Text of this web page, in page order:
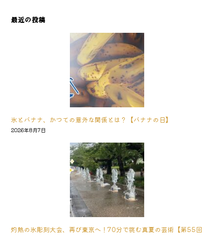
最近の投稿
氷とバナナ、かつての意外な関係とは？【バナナの日】
2026年8月7日
灼熱の氷彫刻大会、再び東京へ！70分で挑む真夏の芸術【第55回